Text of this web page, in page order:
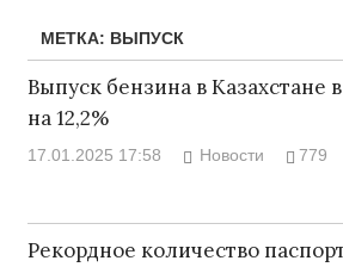
МЕТКА: ВЫПУСК
Выпуск бензина в Казахстане
на 12,2%
17.01.2025 17:58 Новости 779
Рекордное количество